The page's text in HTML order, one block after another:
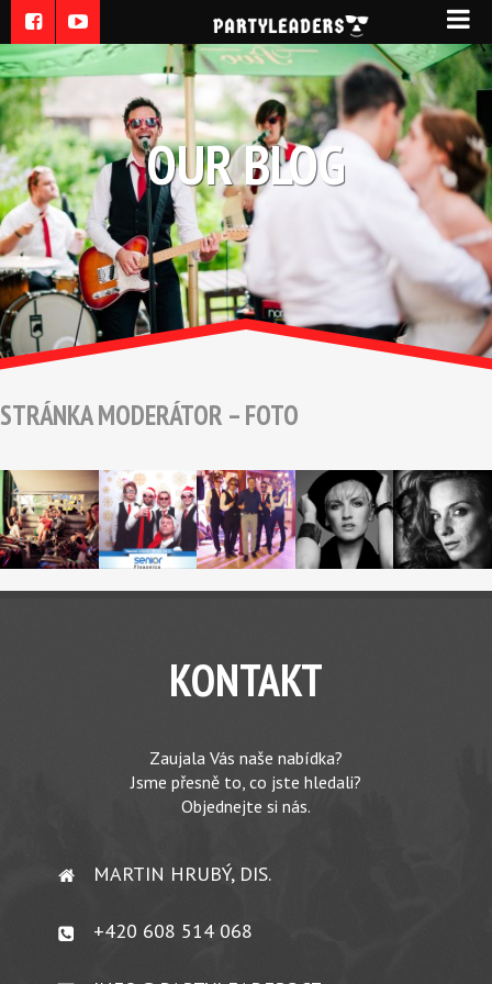
OUR BLOG
STRÁNKA MODERÁTOR – FOTO
KONTAKT
Zaujala Vás naše nabídka?
Jsme přesně to, co jste hledali?
Objednejte si nás.
MARTIN HRUBÝ, DIS.
+420 608 514 068